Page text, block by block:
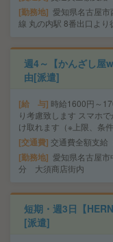
勤務地 愛知県名古屋
線 丸の内駅 8番出口より
週4～【かんざし
由[派遣]
給 与 時給1600円～
り考慮致します スマホ
け取れます（※上限、条件
交通費 交通費全額支給
勤務地 愛知県名古屋
分 大須商店街内
短期・週3日【
[派遣]